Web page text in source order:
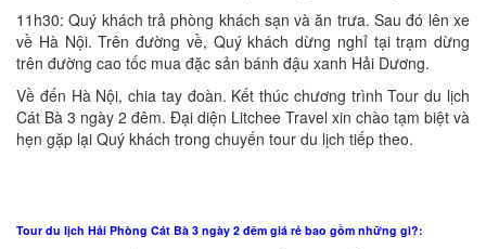
11h30: Quý khách trả phòng khách sạn và ăn trưa. Sau đó lên xe
về Hà Nội. Trên đường về, Quý khách dừng nghỉ tại trạm dừng
trên đường cao tốc mua đặc sản bánh đậu xanh Hải Dương.
Về đến Hà Nội, chia tay đoàn. Kết thúc chương trình Tour du lịch
Cát Bà 3 ngày 2 đêm. Đại diện Litchee Travel xin chào tạm biệt và
hẹn gặp lại Quý khách trong chuyến tour du lịch tiếp theo.
Tour du lịch Hải Phòng Cát Bà 3 ngày 2 đêm giá rẻ bao gồm những gì?: